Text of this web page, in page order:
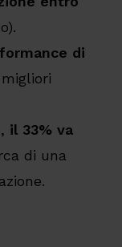
di
il 33% va
di una